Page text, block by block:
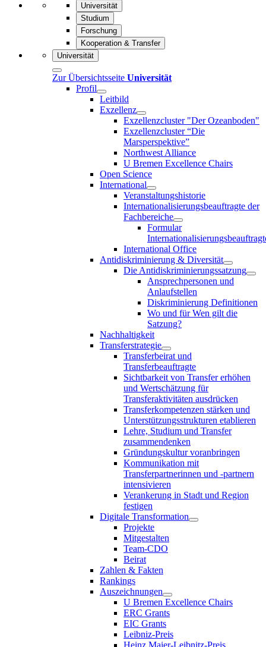
Universität
Studium
Forschung
Kooperation & Transfer
Universität
Zur Übersichtsseite Universität
Profil
Leitbild
Exzellenz
Exzellenzcluster "Der Ozeanboden"
Exzellenzcluster “Die
Marsperspektive”
Northwest Alliance
U Bremen Excellence Chairs
Open Science
International
Veranstaltungshistorie
Internationalisierungsbeauftragte der
Fachbereiche
Formular
International Office
Antidiskriminierung & Diversität
Die Antidiskriminierungssatzung
Ansprechpersonen und
Anlaufstellen
Diskriminierung Definitionen
Wo und für Wen gilt die
Satzung?
Nachhaltigkeit
Transferstrategie
Transferbeirat und
Transferbeauftragte
Sichtbarkeit von Transfer erhöhen
und Wertschätzung für
Transferaktivitäten ausdrücken
Transferkompetenzen stärken und
Unterstützungsstrukturen etablieren
Lehre, Studium und Transfer
zusammendenken
Gründungskultur voranbringen
Kommunikation mit
Transferpartnerinnen und -partnern
intensivieren
Verankerung in Stadt und Region
festigen
Digitale Transformation
Projekte
Mitgestalten
Team-CDO
Beirat
Zahlen & Fakten
Rankings
Auszeichnungen
U Bremen Excellence Chairs
ERC Grants
EIC Grants
Leibniz-Preis
Heinz Maier-Leibnitz-Preis